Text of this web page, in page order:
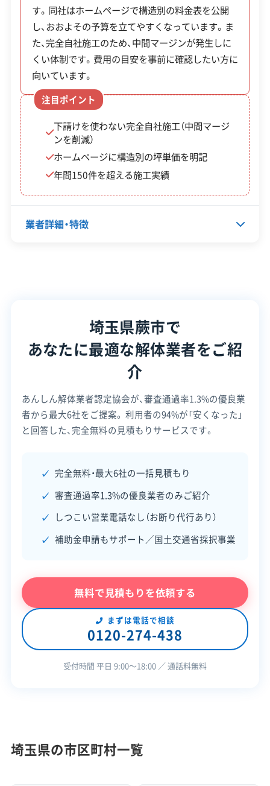
運営者 稲垣
密度からくる近隣への細やかな配
慮と、旧中山道「蕨宿」の歴史が残し
た狭い道や特殊な土地の形への対
応が最大の課題です。補助金制度を
賢く使いながら、2トン車での搬出
といった地域に合わせた計画を立
てられる業者を選ぶことが、成功の
鍵です。
埼玉県知事：第047017号
この解体業者の特徴
企業経
験・規模
公共工事の経験
重機保有
保有資格
建設業許可
安全対
ク管理
違反歴なし 現場清掃
顧客対
す。同社はホームページで構造別の料金表を公開
し、おおよその予算を立てやすくなっています。ま
た、完全自社施工のため、中間マージンが発生しに
くい体制です。費用の目安を事前に確認したい方に
向いています。
注目ポイント
下請けを使わない完全自社施工（中間マージ
ンを削減）
ホームページに構造別の坪単価を明記
年間150件を超える施工実績
業者詳細・特徴
1990年5月
資本金 300万円
048-443-4286
営業時間 9:00～17:00
営業日 月・火・水・木・金・土
建物構造
外構工事業
許可番号
【建設業許可】
埼玉県知事：第064789号
【産業廃棄物収集運搬業許可】
埼玉県知事：第01100209823号
東京都知事：第01300209823号
全部見る
この解体業者の特徴
埼玉県蕨市で
あなたに最適な解体業者をご紹
介
あんしん解体業者認定協会が、審査通過率1.3%の優良業
者から最大6社をご提案。 利用者の94%が「安くなった」
と回答した、完全無料の見積もりサービスです。
完全無料・最大6社の一括見積もり
審査通過率1.3%の優良業者のみご紹介
しつこい営業電話なし（お断り代行あり）
補助金申請もサポート／国土交通省採択事業
無料で見積もりを依頼する
まずは電話で相談
0120-274-438
受付時間 平日 9:00〜18:00 ／ 通話料無料
埼玉県の市区町村一覧